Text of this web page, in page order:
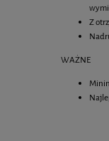
Z
WAŻNE